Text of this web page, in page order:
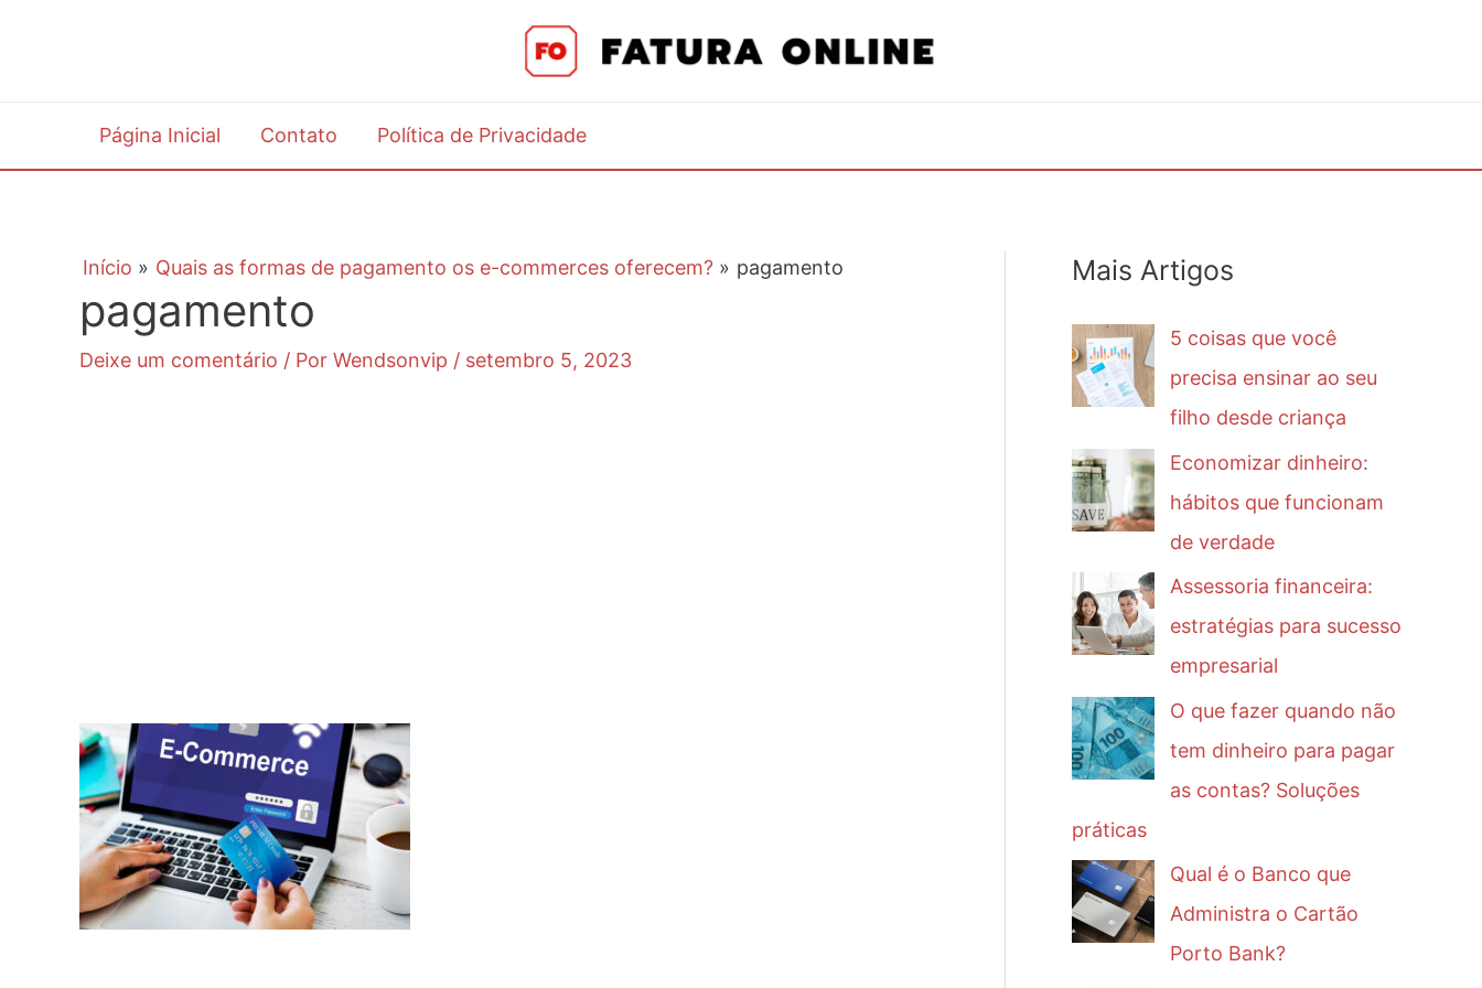
Página Inicial Contato Política de Privacidade
Início Quais as formas de pagamento os e-commerces oferecem? pagamento
pagamento
Deixe um comentário / Por Wendsonvip / setembro 5, 2023
Mais Artigos
5 coisas que você
precisa ensinar ao seu
filho desde criança
Economizar dinheiro:
hábitos que funcionam
de verdade
Assessoria financeira:
estratégias para sucesso
empresarial
O que fazer quando não
tem dinheiro para pagar
as contas? Soluções
práticas
Qual é o Banco que
Administra o Cartão
Porto Bank?